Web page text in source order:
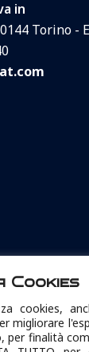
Cookies
cookies,
migliorare
per finalità
in
Torino -